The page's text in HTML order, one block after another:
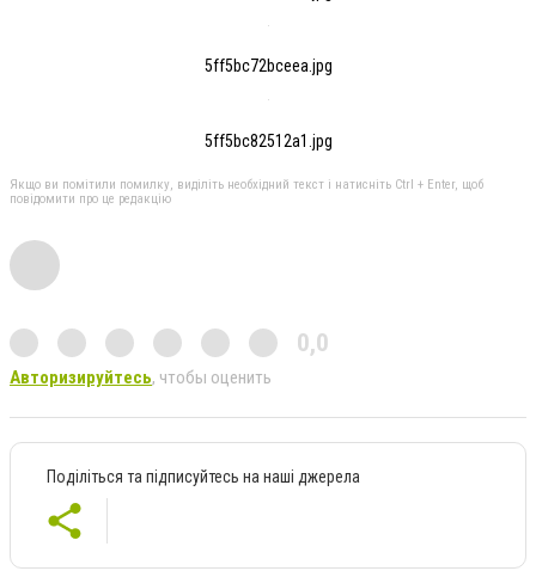
5ff5bc72bceea.jpg
5ff5bc82512a1.jpg
Якщо ви помітили помилку, виділіть необхідний текст і натисніть Ctrl + Enter, щоб
повідомити про це редакцію
0,0
Авторизируйтесь, чтобы оценить
Поділіться та підписуйтесь на наші джерела